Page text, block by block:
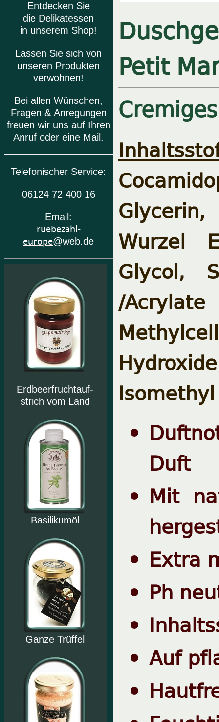
Entdecken Sie
die Delikatessen
in unserem Shop!
Lassen Sie sich von
unseren Produkten
verwöhnen!
Bei allen Wünschen,
Fragen & Anregungen
freuen wir uns auf Ihren
Anruf oder eine Mail.
Telefonischer Service:
06124 72 400 16
Email:
ruebezahl-
europe@web.de
Erdbeerfruchtauf-
strich vom Land
Basilikumöl
Ganze Trüffel
Petit
Glycerin,
Wurzel
Glycol,
/
Duft
Mit
Extra
Ph
Auf